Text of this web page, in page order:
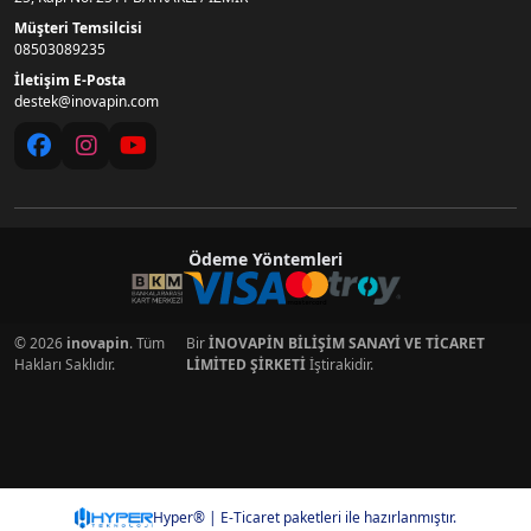
Müşteri Temsilcisi
08503089235
İletişim E-Posta
destek@inovapin.com
Ödeme Yöntemleri
© 2026 inovapin. Tüm
Hakları Saklıdır.
BirİNOVAPİN BİLİŞİM SANAYİ VE TİCARET
LİMİTED ŞİRKETİİştirakidir.
Hyper® | E-Ticaret paketleri ile hazırlanmıştır.